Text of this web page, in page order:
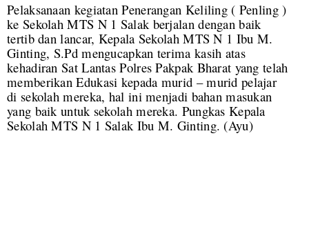
Pelaksanaan kegiatan Penerangan Keliling ( Penling )
ke Sekolah MTS N 1 Salak berjalan dengan baik
tertib dan lancar, Kepala Sekolah MTS N 1 Ibu M.
Ginting, S.Pd mengucapkan terima kasih atas
kehadiran Sat Lantas Polres Pakpak Bharat yang telah
memberikan Edukasi kepada murid – murid pelajar
di sekolah mereka, hal ini menjadi bahan masukan
yang baik untuk sekolah mereka. Pungkas Kepala
Sekolah MTS N 1 Salak Ibu M. Ginting. (Ayu)